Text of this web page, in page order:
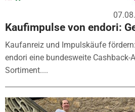
Kaufimpulse von endori:
Kaufanreiz und Impulskäufe
endori eine bundesweite
Sortiment....